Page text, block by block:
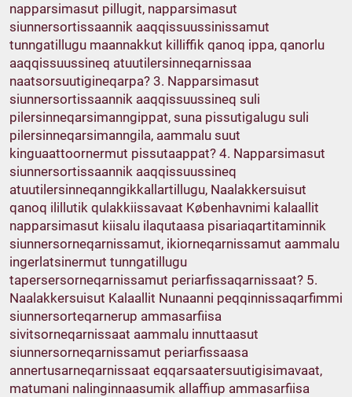
napparsimasut pillugit, napparsimasut
siunnersortissaannik aaqqissuussinissamut
tunngatillugu maannakkut killiffik qanoq ippa, qanorlu
aaqqissuussineq atuutilersinneqarnissaa
naatsorsuutigineqarpa? 3. Napparsimasut
siunnersortissaannik aaqqissuussineq suli
pilersinneqarsimanngippat, suna pissutigalugu suli
pilersinneqarsimanngila, aammalu suut
kinguaattoornermut pissutaappat? 4. Napparsimasut
siunnersortissaannik aaqqissuussineq
atuutilersinneqanngikkallartillugu, Naalakkersuisut
qanoq ilillutik qulakkiissavaat Københavnimi kalaallit
napparsimasut kiisalu ilaqutaasa pisariaqartitaminnik
siunnersorneqarnissamut, ikiorneqarnissamut aammalu
ingerlatsinermut tunngatillugu
tapersersorneqarnissamut periarfissaqarnissaat? 5.
Naalakkersuisut Kalaallit Nunaanni peqqinnissaqarfimmi
siunnersorteqarnerup ammasarfiisa
sivitsorneqarnissaat aammalu innuttaasut
siunnersorneqarnissamut periarfissaasa
annertusarneqarnissaat eqqarsaatersuutigisimavaat,
matumani nalinginnaasumik allaffiup ammasarfiisa